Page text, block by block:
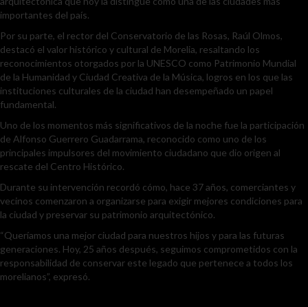
importantes del país.
Por su parte, el rector del Conservatorio de las Rosas, Raúl Olmos,
destacó el valor histórico y cultural de Morelia, resaltando los
reconocimientos otorgados por la UNESCO como Patrimonio Mundial
de la Humanidad y Ciudad Creativa de la Música, logros en los que las
instituciones culturales de la ciudad han desempeñado un papel
fundamental.
Uno de los momentos más significativos de la noche fue la participación
de Alfonso Guerrero Guadarrama, reconocido como uno de los
principales impulsores del movimiento ciudadano que dio origen al
rescate del Centro Histórico.
Durante su intervención recordó cómo, hace 37 años, comerciantes y
vecinos comenzaron a organizarse para exigir mejores condiciones para
la ciudad y preservar su patrimonio arquitectónico.
“Queríamos una mejor ciudad para nuestros hijos y para las futuras
generaciones. Hoy, 25 años después, seguimos comprometidos con la
responsabilidad de conservar este legado que pertenece a todos los
morelianos”, expresó.